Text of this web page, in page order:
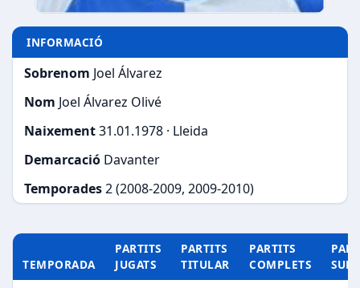
INFORMACIÓ
Sobrenom Joel Álvarez
Nom Joel Álvarez Olivé
Naixement31.01.1978 · Lleida
Demarcació Davanter
Temporades2 (2008-2009, 2009-2010)
TEMPORADA
PARTITS
JUGATS
PARTITS
TITULAR
PARTITS
COMPLETS